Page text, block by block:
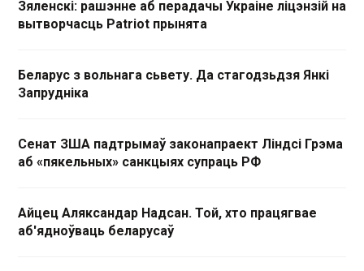
Зяленскі: рашэнне аб перадачы Украіне ліцэнзій на
вытворчасць Patriot прынята
Беларус з вольнага сьвету. Да стагодзьдзя Янкі
Запрудніка
Сенат ЗША падтрымаў законапраект Ліндсі Грэма
аб «пякельных» санкцыях супраць РФ
Айцец Аляксандар Надсан. Той, хто працягвае
аб'ядноўваць беларусаў